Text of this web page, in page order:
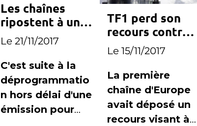
Les chaînes
ripostent à une
programmation
imprévue de
Canal+
Le 21/11/2017
C'est suite à la
déprogrammatio
n hors délai d'une
émission pour
TF1 perd son
recours contre
France Info
Le 15/11/2017
La première
chaîne d'Europe
avait déposé un
recours visant à